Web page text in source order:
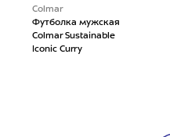
Colmar
Футболка мужская
Colmar Sustainable
Iconic Curry